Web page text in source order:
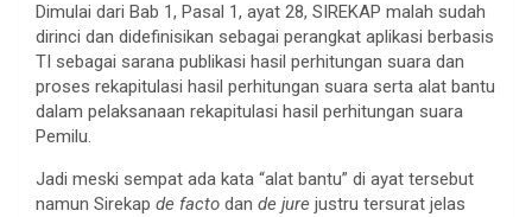
Dimulai dari Bab 1, Pasal 1, ayat 28, SIREKAP malah sudah
dirinci dan didefinisikan sebagai perangkat aplikasi berbasis
TI sebagai sarana publikasi hasil perhitungan suara dan
proses rekapitulasi hasil perhitungan suara serta alat bantu
dalam pelaksanaan rekapitulasi hasil perhitungan suara
Pemilu.
Jadi meski sempat ada kata “alat bantu” di ayat tersebut
namun Sirekap de facto dan de jure justru tersurat jelas